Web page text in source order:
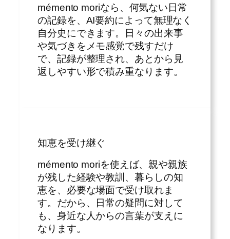
mémento moriなら、何気ない日常
の記録を、AI要約によって無理なく
自分史にできます。日々の出来事
や気づきをメモ感覚で残すだけ
で、記録が整理され、あとから見
返しやすい形で積み重なります。
知恵を受け継ぐ
mémento moriを使えば、親や親族
が残した経験や教訓、暮らしの知
恵を、必要な場面で受け取れま
す。だから、日常の疑問に対して
も、身近な人からの言葉が支えに
なります。